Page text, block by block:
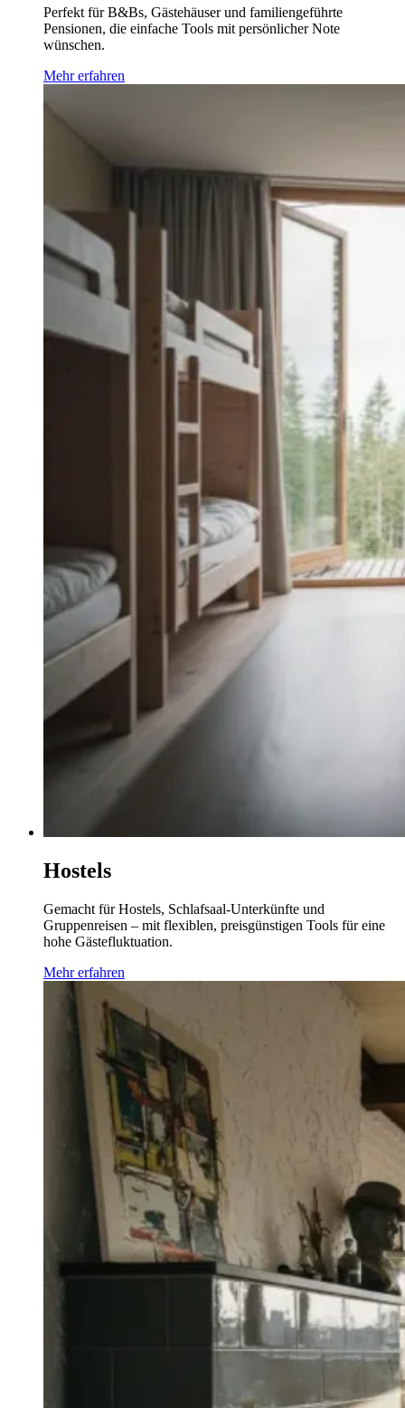
Perfekt für B&Bs, Gästehäuser und familiengeführte
Pensionen, die einfache Tools mit persönlicher Note
wünschen.
Mehr erfahren
Hostels
Gemacht für Hostels, Schlafsaal-Unterkünfte und
Gruppenreisen – mit flexiblen, preisgünstigen Tools für eine
hohe Gästefluktuation.
Mehr erfahren